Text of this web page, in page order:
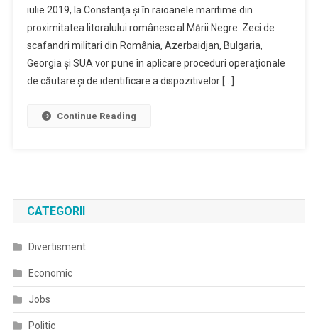
iulie 2019, la Constanţa şi în raioanele maritime din
proximitatea litoralului românesc al Mării Negre. Zeci de
scafandri militari din România, Azerbaidjan, Bulgaria,
Georgia şi SUA vor pune în aplicare proceduri operaţionale
de căutare şi de identificare a dispozitivelor […]
Continue Reading
CATEGORII
Divertisment
Economic
Jobs
Politic